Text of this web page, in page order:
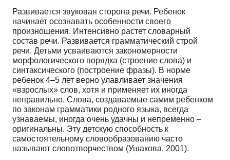
Развивается звуковая сторона речи. Ребенок
начинает осознавать особенности своего
произношения. Интенсивно растет словарный
состав речи. Развивается грамматический строй
речи. Детьми усваиваются закономерности
морфологического порядка (строение слова) и
синтаксического (построение фразы). В норме
ребенок 4–5 лет верно улавливает значения
«взрослых» слов, хотя и применяет их иногда
неправильно. Слова, создаваемые самим ребенком
по законам грамматики родного языка, всегда
узнаваемы, иногда очень удачны и непременно –
оригинальны. Эту детскую способность к
самостоятельному словообразованию часто
называют словотворчеством (Ушакова, 2001).